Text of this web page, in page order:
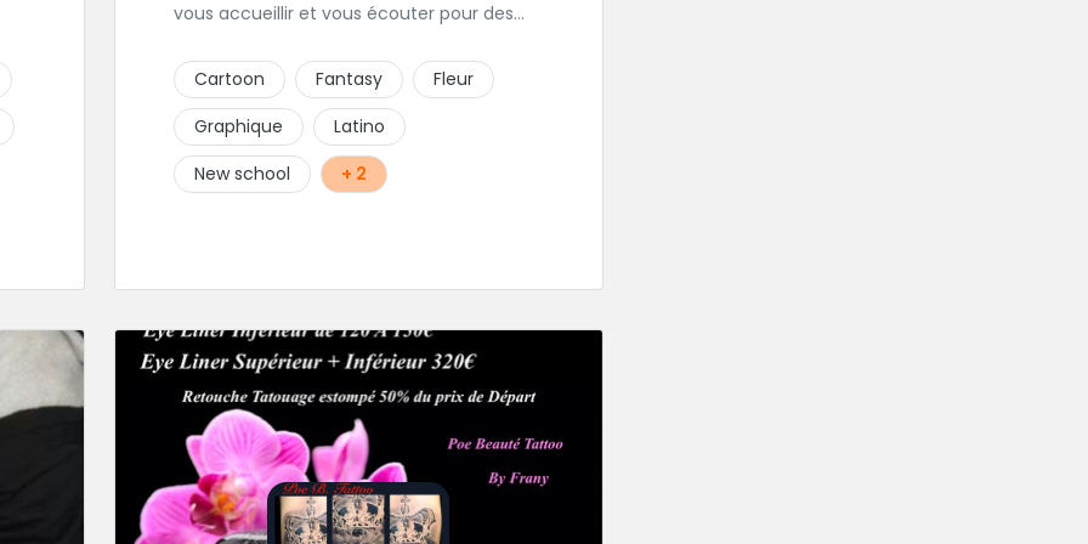
vous accueillir et vous écouter pour des
spécialisé dans les tatouages Réaliste,
Chicanos, Traits fins, Newschool, Couleur.
Cartoon Fantasy
Fleur
Graphique
Latino
New school
+ 2